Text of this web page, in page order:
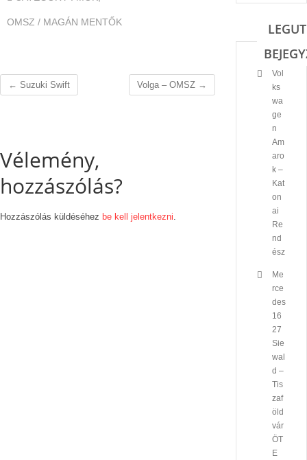
OMSZ / MAGÁN MENTŐK
← Suzuki Swift Volga – OMSZ →
Vélemény,
hozzászólás?
Hozzászólás küldéséhez be kell jelentkezni
Vol
ks
wa
ge
n
Am
aro
k –
Kat
on
ai
Re
nd
ész
Me
rce
des
16
27
Sie
wal
d –
Tis
zaf
öld
vár
ÖT
E